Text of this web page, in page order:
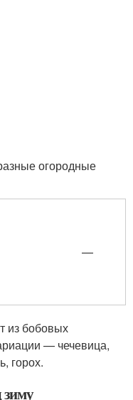
огородные
—
из бобовых
— чечевица,
горох.